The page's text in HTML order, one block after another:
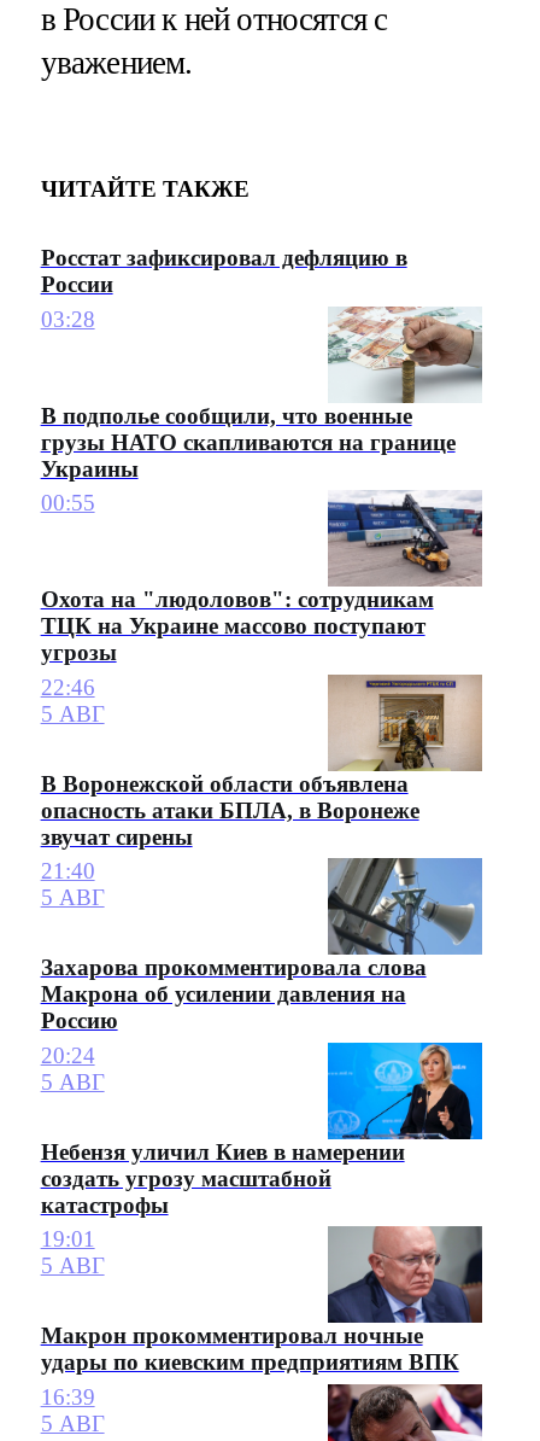
в России к ней относятся с
уважением.
ЧИТАЙТЕ ТАКЖЕ
Росстат зафиксировал дефляцию в
России
03:28
В подполье сообщили, что военные
грузы НАТО скапливаются на границе
Украины
00:55
Охота на "людоловов": сотрудникам
ТЦК на Украине массово поступают
угрозы
22:46
5 АВГ
В Воронежской области объявлена
опасность атаки БПЛА, в Воронеже
звучат сирены
21:40
5 АВГ
Захарова прокомментировала слова
Макрона об усилении давления на
Россию
20:24
5 АВГ
Небензя уличил Киев в намерении
создать угрозу масштабной
катастрофы
19:01
5 АВГ
Макрон прокомментировал ночные
удары по киевским предприятиям ВПК
16:39
5 АВГ